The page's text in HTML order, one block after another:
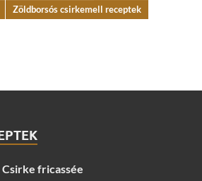
Zöldborsós csirkemell receptek
Csirke fricassée